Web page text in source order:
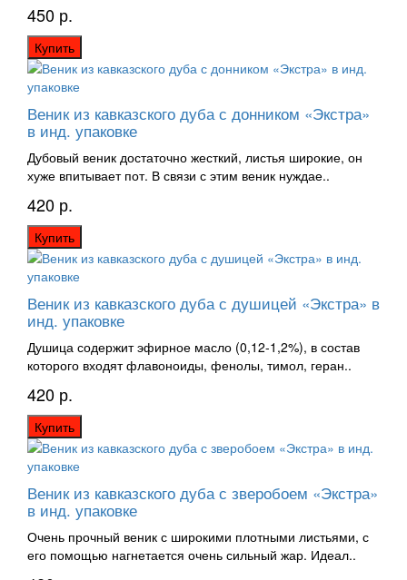
450 р.
Купить
Веник из кавказского дуба с донником «Экстра»
в инд. упаковке
Дубовый веник достаточно жесткий, листья широкие, он
хуже впитывает пот. В связи с этим веник нуждае..
420 р.
Купить
Веник из кавказского дуба с душицей «Экстра» в
инд. упаковке
Душица содержит эфирное масло (0,12-1,2%), в состав
которого входят флавоноиды, фенолы, тимол, геран..
420 р.
Купить
Веник из кавказского дуба с зверобоем «Экстра»
в инд. упаковке
Очень прочный веник с широкими плотными листьями, с
его помощью нагнетается очень сильный жар. Идеал..